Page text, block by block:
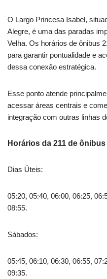
O Largo Princesa Isabel,
Alegre, é uma das paradas
Velha. Os horários de ônibus
para garantir pontualidade e
dessa conexão estratégica.
Esse ponto atende
acessar áreas centrais e
integração com outras linhas
Horários da 211 de
Dias Úteis:
05:20, 05:40, 06:00, 06:25,
08:55.
Sábados:
05:45, 06:10, 06:30, 06:55,
09:35.